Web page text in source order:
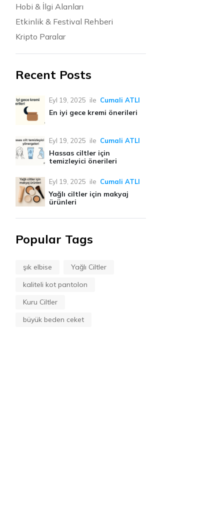
Hobi & İlgi Alanları
Etkinlik & Festival Rehberi
Kripto Paralar
Recent Posts
Eyl 19, 2025 ile Cumali ATLI
En iyi gece kremi önerileri
Eyl 19, 2025 ile Cumali ATLI
Hassas ciltler için
temizleyici önerileri
Eyl 19, 2025 ile Cumali ATLI
Yağlı ciltler için makyaj
ürünleri
Popular Tags
şık elbise
Yağlı Ciltler
kaliteli kot pantolon
Kuru Ciltler
büyük beden ceket